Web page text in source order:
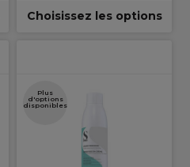
Choisissez les options
Plus
d'options
disponibles